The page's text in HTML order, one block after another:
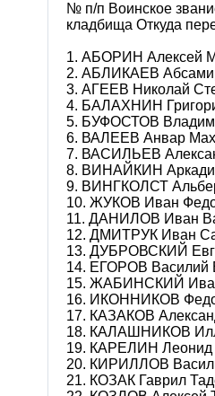
№ п/п Воинское
кладбища Откуда
1. АБОРИН Алексей
2. АБЛИКАЕВ
3. АГЕЕВ Николай
4. БАЛАХНИН
5. БУФОСТОВ
6. ВАЛЕЕВ Анвар
7. ВАСИЛЬЕВ
8. ВИНАЙКИН
9. ВИНГКОЛСТ
10. ЖУКОВ Иван
11. ДАНИЛОВ Иван
12. ДМИТРУК Иван
13. ДУБРОВСКИЙ
14. ЕГОРОВ Василий
15. ЖАБИНСКИЙ
16. ИКОННИКОВ
17. КАЗАКОВ
18. КАЛАШНИКОВ
19. КАРЕЛИН Леонид
20. КИРИЛЛОВ
21. КОЗАК Гаврил